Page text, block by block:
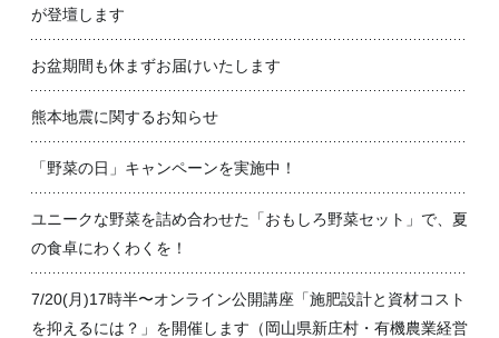
が登壇します
お盆期間も休まずお届けいたします
熊本地震に関するお知らせ
「野菜の日」キャンペーンを実施中！
ユニークな野菜を詰め合わせた「おもしろ野菜セット」で、夏
の食卓にわくわくを！
7/20(月)17時半〜オンライン公開講座「施肥設計と資材コスト
を抑えるには？」を開催します（岡山県新庄村・有機農業経営